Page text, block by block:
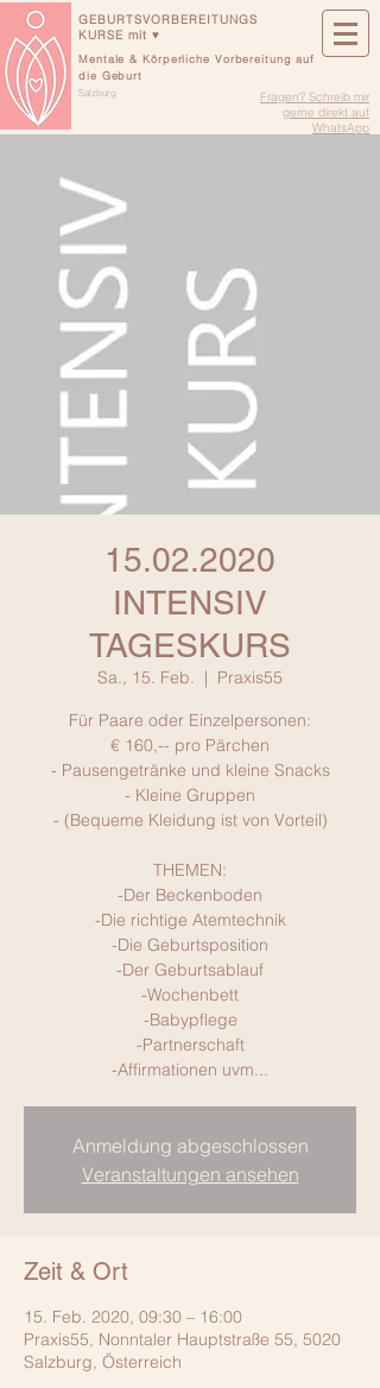
Mentale & Körperliche Vorbereitung auf
die Geburt
Salzburg
Fragen? Schreib mir
gerne direkt auf
WhatsApp
GEBURTSVORBEREITUNGS
KURSE mit ♥
15.02.2020
INTENSIV
TAGESKURS
Sa., 15. Feb.
  |
Praxis55
Für Paare oder Einzelpersonen:
€ 160,-- pro Pärchen
- Pausengetränke und kleine Snacks
- Kleine Gruppen
- (Bequeme Kleidung ist von Vorteil)
THEMEN:
-Der Beckenboden
-Die richtige Atemtechnik
-Die Geburtsposition
-Der Geburtsablauf
-Wochenbett
-Babypflege
-Partnerschaft
-Affirmationen uvm...
Anmeldung abgeschlossen
Veranstaltungen ansehen
Zeit & Ort
15. Feb. 2020, 09:30 – 16:00
Praxis55, Nonntaler Hauptstraße 55, 5020
Salzburg, Österreich